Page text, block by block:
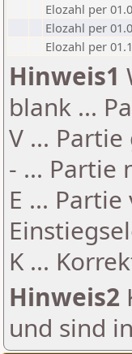
Elozahl per
Elozahl per
Elozahl per
Hinweis1
blank ...
V ...
- ... Partie
E ...
K ...
Hinweis2
und sind